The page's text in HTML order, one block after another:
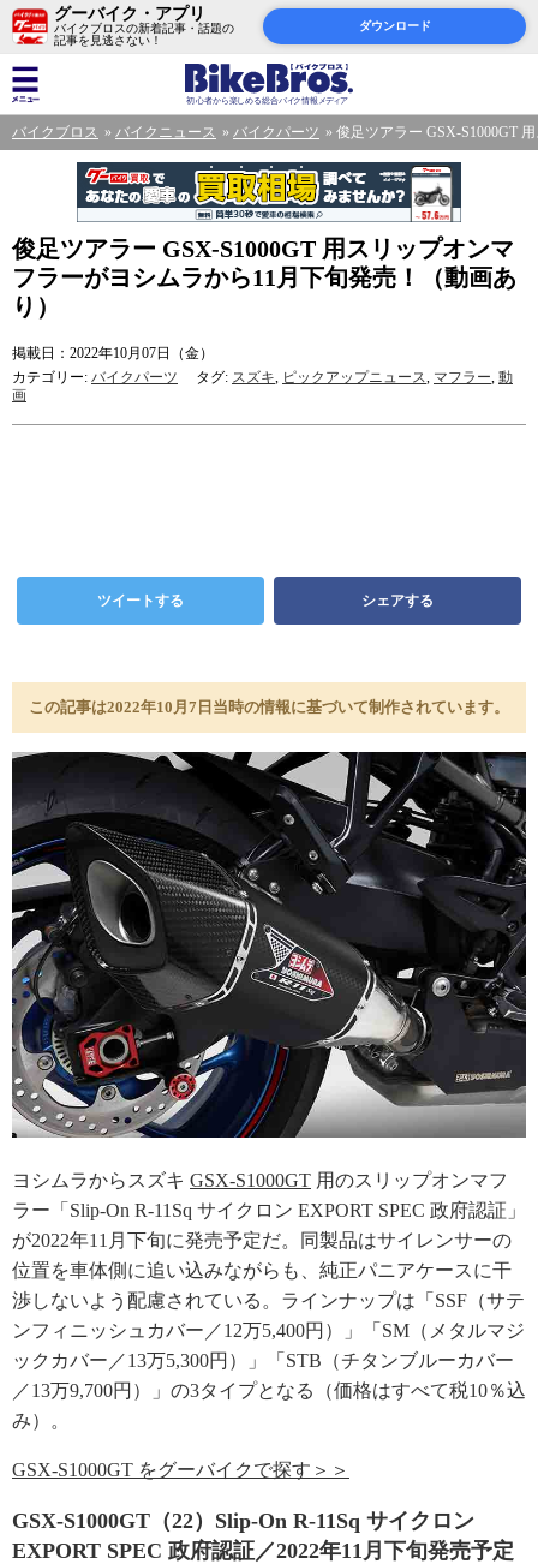
グーバイク・アプリ
バイクブロスの新着記事・話題の
記事を見逃さない！
ダウンロード
バイクブロス バイクニュース バイクパーツ 俊足ツアラー GSX-S1000GT
俊足ツアラー GSX-S1000GT 用スリップオンマ
フラーがヨシムラから11月下旬発売！（動画あ
り）
掲載日：2022年10月07日（金）
カテゴリー: バイクパーツ タグ: スズキ, ピックアップニュース, マフラー, 動
画
ツイートする シェアする
この記事は2022年10月7日当時の情報に基づいて制作されています。
ヨシムラからスズキ GSX-S1000GT 用のスリップオンマフ
ラー「Slip-On R-11Sq サイクロン EXPORT SPEC 政府認証」
が2022年11月下旬に発売予定だ。同製品はサイレンサーの
位置を車体側に追い込みながらも、純正パニアケースに干
渉しないよう配慮されている。ラインナップは「SSF（サテ
ンフィニッシュカバー／12万5,400円）」「SM（メタルマジ
ックカバー／13万5,300円）」「STB（チタンブルーカバー
／13万9,700円）」の3タイプとなる（価格はすべて税10％込
み）。
GSX-S1000GT をグーバイクで探す＞＞
GSX-S1000GT（22）Slip-On R-11Sq サイクロン
EXPORT SPEC 政府認証／2022年11月下旬発売予定